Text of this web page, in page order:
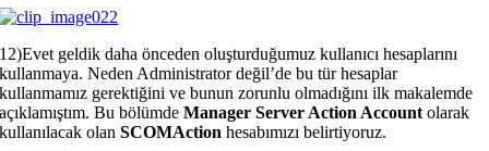
12)Evet geldik daha önceden oluşturduğumuz kullanıcı hesaplarını
kullanmaya. Neden Administrator değil’de bu tür hesaplar
kullanmamız gerektiğini ve bunun zorunlu olmadığını ilk makalemde
açıklamıştım. Bu bölümdeManager Server Action Account olarak
kullanılacak olanSCOMAction hesabımızı belirtiyoruz.